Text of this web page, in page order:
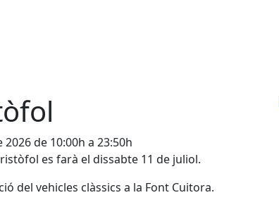
de 10:00h a 23:50h
es farà el dissabte 11 de juliol.
del vehicles clàssics a la Font Cuitora.